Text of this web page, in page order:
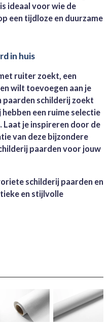
ideaal voor wie de
een tijdloze en duurzame
in huis
ruiter zoekt, een
wilt toevoegen aan je
paarden schilderij zoekt
een ruime selectie
Laat je inspireren door de
van deze bijzondere
paarden voor jouw
schilderij paarden en
en stijlvolle